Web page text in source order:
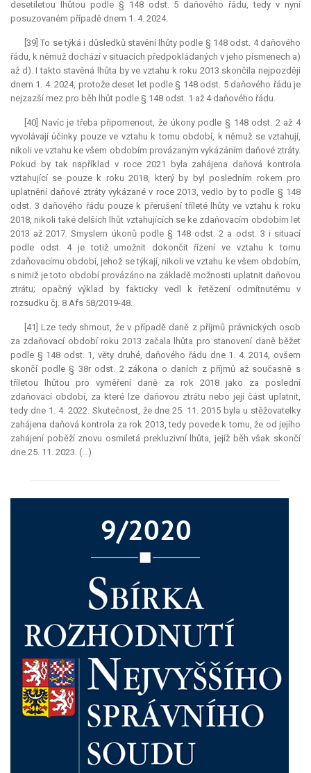
desetiletou lhůtou podle § 148 odst. 5 daňového řádu, tedy v nyní
posuzovaném případě dnem 1. 4. 2024.
[39] To se týká i důsledků stavění lhůty podle § 148 odst. 4 daňového
řádu, k němuž dochází v situacích předpokládaných v jeho písmenech a)
až d). I takto stavěná lhůta by ve vztahu k roku 2013 skončila nejpozději
dnem 1. 4. 2024, protože deset let podle § 148 odst. 5 daňového řádu je
nejzazší mez pro běh lhůt podle § 148 odst. 1 až 4 daňového řádu.
[40] Navíc je třeba připomenout, že úkony podle § 148 odst. 2 až 4
vyvolávají účinky pouze ve vztahu k tomu období, k němuž se vztahují,
nikoli ve vztahu ke všem obdobím provázaným vykázáním daňové ztráty.
Pokud by tak například v roce 2021 byla zahájena daňová kontrola
vztahující se pouze k roku 2018, který by byl posledním rokem pro
uplatnění daňové ztráty vykázané v roce 2013, vedlo by to podle § 148
odst. 3 daňového řádu pouze k přerušení tříleté lhůty ve vztahu k roku
2018, nikoli také delších lhůt vztahujících se ke zdaňovacím obdobím let
2013 až 2017. Smyslem úkonů podle § 148 odst. 2 a odst. 3 i situací
podle odst. 4 je totiž umožnit dokončit řízení ve vztahu k tomu
zdaňovacímu období, jehož se týkají, nikoli ve vztahu ke všem obdobím,
s nimiž je toto období provázáno na základě možnosti uplatnit daňovou
ztrátu; opačný výklad by fakticky vedl k řetězení odmítnutému v
rozsudku čj. 8 Afs 58/2019-48.
[41] Lze tedy shrnout, že v případě daně z příjmů právnických osob
za zdaňovací období roku 2013 začala lhůta pro stanovení daně běžet
podle § 148 odst. 1, věty druhé, daňového řádu dne 1. 4. 2014, ovšem
skončí podle § 38r odst. 2 zákona o daních z příjmů až současně s
tříletou lhůtou pro vyměření daně za rok 2018 jako za poslední
zdaňovací období, za které lze daňovou ztrátu nebo její část uplatnit,
tedy dne 1. 4. 2022. Skutečnost, že dne 25. 11. 2015 byla u stěžovatelky
zahájena daňová kontrola za rok 2013, tedy povede k tomu, že od jejího
zahájení poběží znovu osmiletá prekluzivní lhůta, jejíž běh však skončí
dne 25. 11. 2023. (…)